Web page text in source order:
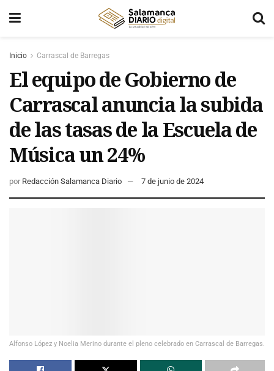
Inicio Carrascal de Barregas
El equipo de Gobierno de
Carrascal anuncia la subida
de las tasas de la Escuela de
Música un 24%
por Redacción Salamanca Diario 7 de junio de 2024
Alfonso López y Noelia Merino durante el pleno celebrado en Carrascal de Barregas.